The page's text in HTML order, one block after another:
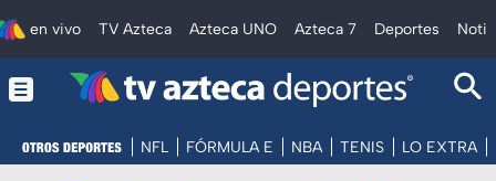
en vivo TV Azteca Azteca UNO Azteca 7 Deportes
NFL FÓRMULA E NBA TENIS LO EXTRA